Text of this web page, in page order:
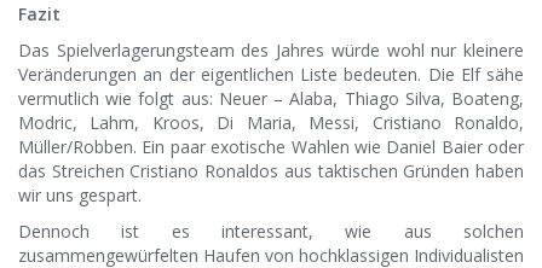
Fazit
Das Spielverlagerungsteam des Jahres würde wohl nur kleinere
Veränderungen an der eigentlichen Liste bedeuten. Die Elf sähe
vermutlich wie folgt aus: Neuer – Alaba, Thiago Silva, Boateng,
Modric, Lahm, Kroos, Di Maria, Messi, Cristiano Ronaldo,
Müller/Robben. Ein paar exotische Wahlen wie Daniel Baier oder
das Streichen Cristiano Ronaldos aus taktischen Gründen haben
wir uns gespart.
Dennoch ist es interessant, wie aus solchen
zusammengewürfelten Haufen von hochklassigen Individualisten